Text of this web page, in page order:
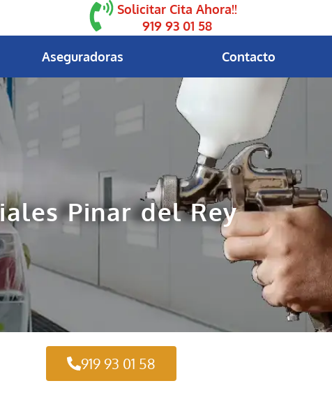
Solicitar Cita Ahora!!
919 93 01 58
Aseguradoras Contacto
Pinar del Rey
919 93 01 58